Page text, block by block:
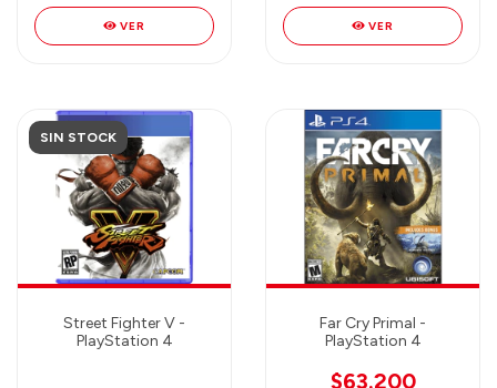
VER VER
SIN STOCK
Street Fighter V -
PlayStation 4
Far Cry Primal -
PlayStation 4
$63.200